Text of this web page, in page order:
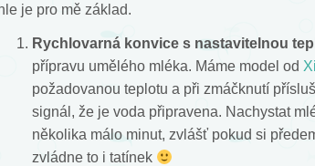
je pro mě základ.
Rychlovarná konvice s nastavitelnou
přípravu umělého mléka. Máme model od
požadovanou teplotu a při zmáčknutí
signál, že je voda připravena. Nachystat
několika málo minut, zvlášť pokud si
zvládne to i tatínek